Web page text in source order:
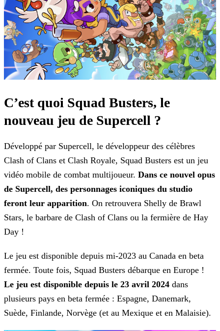
C’est quoi Squad Busters, le
nouveau jeu de Supercell ?
Développé par Supercell, le développeur des célèbres
Clash of Clans et Clash Royale, Squad Busters est un jeu
vidéo mobile de combat multijoueur. Dans ce nouvel opus
de Supercell, des personnages iconiques du studio
feront leur apparition. On retrouvera Shelly de Brawl
Stars, le barbare de Clash of Clans ou la fermière de Hay
Day !
Le jeu est disponible depuis mi-2023 au Canada en beta
fermée. Toute fois, Squad Busters débarque en Europe !
Le jeu est disponible depuis le 23 avril 2024 dans
plusieurs pays en beta fermée : Espagne, Danemark,
Suède, Finlande, Norvège (et au Mexique et en Malaisie).